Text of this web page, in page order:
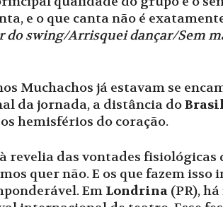
e o que canta não é
do swing/Arrisquei dançar/Sem
Muchachos já estavam se
da jornada, a distância do
hemisférios do coração.
das vontades fisiológicas
quer não. E os que fazem
Em Londrina (PR),